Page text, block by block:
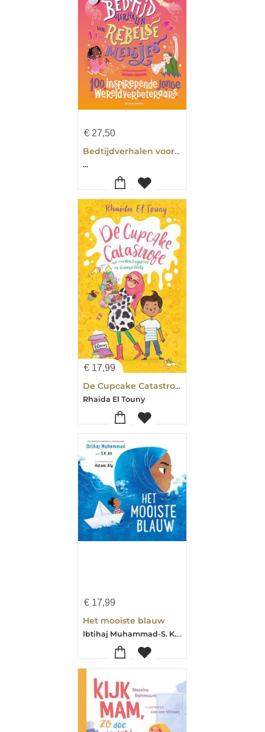
€ 27,50
Bedtijdverhalen voor rebelse meisjes
...
€ 17,99
De Cupcake Catastrofe
Rhaida El Touny
€ 17,99
Het mooiste blauw
Ibtihaj Muhammad-S. K. Ali